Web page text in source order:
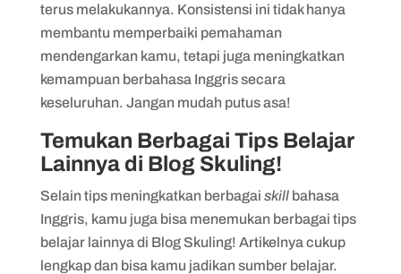
terus melakukannya. Konsistensi ini tidak hanya
membantu memperbaiki pemahaman
mendengarkan kamu, tetapi juga meningkatkan
kemampuan berbahasa Inggris secara
keseluruhan. Jangan mudah putus asa!
Temukan Berbagai Tips Belajar
Lainnya di Blog Skuling!
Selain tips meningkatkan berbagai skillbahasa
Inggris, kamu juga bisa menemukan berbagai tips
belajar lainnya di Blog Skuling! Artikelnya cukup
lengkap dan bisa kamu jadikan sumber belajar.